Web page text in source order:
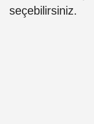
seçebilirsiniz.